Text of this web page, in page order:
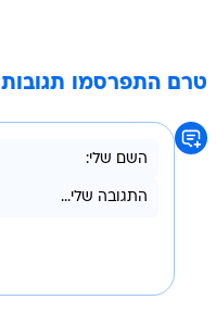
טרם התפרסמו תגובות